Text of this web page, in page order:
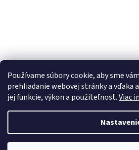
Používame súbory cookie, aby sme
prehliadanie webovej stránky a vďaka
jej funkcie, výkon a použiteľnosť.Viac